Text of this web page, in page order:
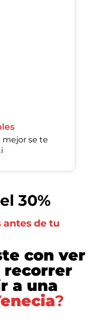
mejor se te
30%
antes de tu
con ver
recorrer
a una
?